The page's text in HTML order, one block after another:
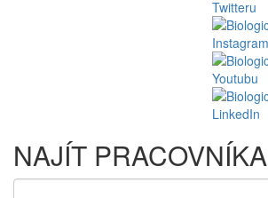
NAJÍT PRACOVNÍKA